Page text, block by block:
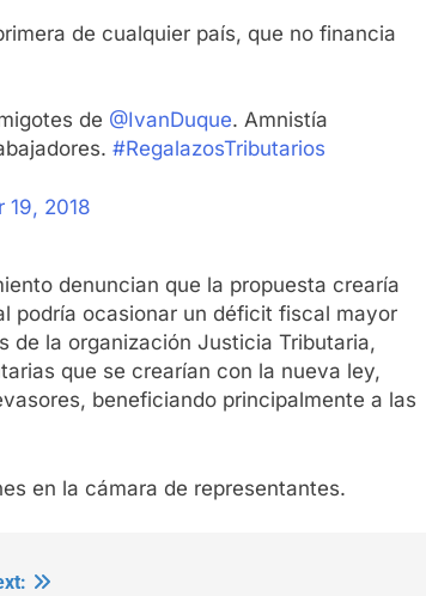
de cualquier país, que no financia
de @IvanDuque. Amnistía
#RegalazosTributarios
19, 2018
denuncian que la propuesta crearía
podría ocasionar un déficit fiscal mayor
de la organización Justicia Tributaria,
que se crearían con la nueva ley,
beneficiando principalmente a las
en la cámara de representantes.